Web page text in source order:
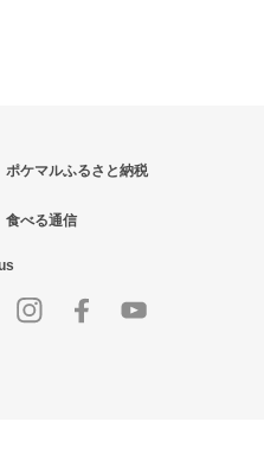
ポケマルふるさと納税
食べる通信